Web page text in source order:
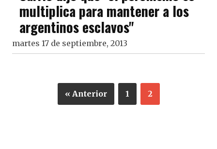
multiplica para mantener a los
argentinos esclavos"
martes 17 de septiembre, 2013
« Anterior 1 2